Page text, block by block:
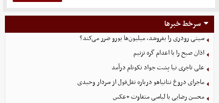
سرخط خبرها
سیتی رودری را بفروشد، میلیون‌ها یورو ضرر می‌کند؟
اذان صبح را با اعدام گره نزنیم
علی تاجری‌ نیا پشت جواد نکونام درآمد
ماجرای دروغ نتانیاهو درباره نقل‌قول از سردار وحیدی
محسن رضایی با لباسی متفاوت +عکس